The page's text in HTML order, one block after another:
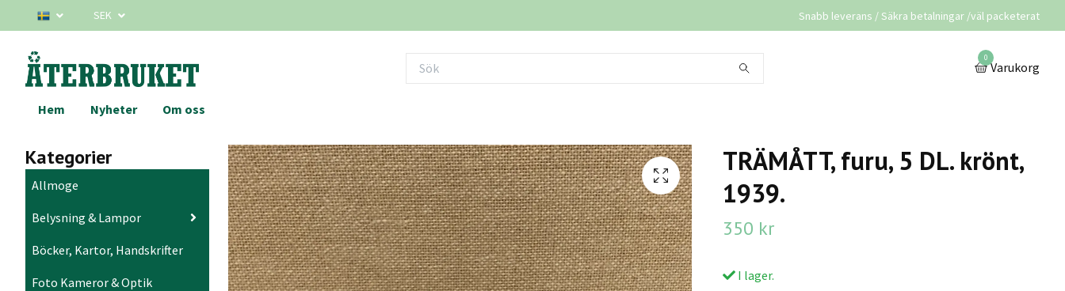
SEK Snabb leverans / Säkra betalningar /väl packeterat
0
Varukorg
Hem Nyheter Om oss
Kategorier
Allmoge
Belysning & Lampor
Böcker, Kartor, Handskrifter
Foto Kameror & Optik
TRÄMÅTT, furu, 5 DL. krönt,
1939.
350 kr
I lager.